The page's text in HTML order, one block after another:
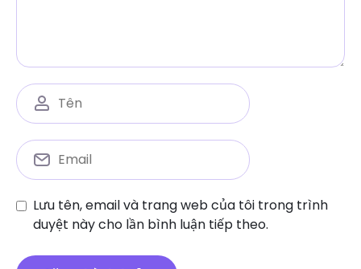
Lưu tên, email và trang web của tôi trong trình
duyệt này cho lần bình luận tiếp theo.